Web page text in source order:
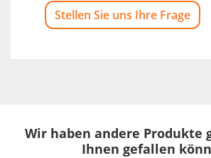
Stellen Sie uns Ihre Frage
Wir haben andere Produkte
Ihnen gefallen